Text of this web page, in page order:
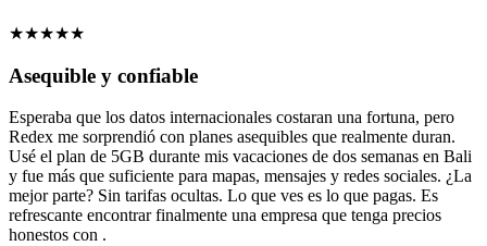
★★★★★
Asequible y confiable
Esperaba que los datos internacionales costaran una fortuna, pero
Redex me sorprendió con planes asequibles que realmente duran.
Usé el plan de 5GB durante mis vacaciones de dos semanas en Bali
y fue más que suficiente para mapas, mensajes y redes sociales. ¿La
mejor parte? Sin tarifas ocultas. Lo que ves es lo que pagas. Es
refrescante encontrar finalmente una empresa que tenga precios
honestos con .